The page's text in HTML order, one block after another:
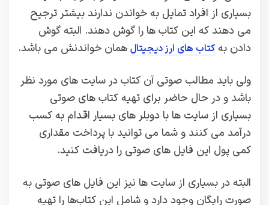
بسیاری از افراد تمایل به خواندن ندارند بیشتر ترجیح
می‌ دهند که این کتاب‌ ها را گوش دهند. البته گوش
دادن بهکتاب‌ های ارز دیجیتال همان خواندنش می باشد.
ولی باید مطالب صوتی آن کتاب در سایت های مورد نظر
باشد و در حال حاضر برای تهیه کتاب های صوتی
بسیاری از سایت ها با دوبلر های بسیار اقدام به کسب
درآمد می‌ کنند و شما می توانید با پرداخت مقداری
کمی پول این فایل های صوتی را دریافت کنید.
البته در بسیاری از سایت ها نیز این فایل های صوتی به
صورت رایگان وجود دارد و شامل این کتاب‌ها را تهیه